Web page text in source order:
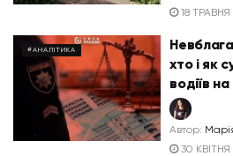
18 ТРАВНЯ
#АНАЛІТИКА
хто і як
водіїв
Автор:
30 КВІТНЯ